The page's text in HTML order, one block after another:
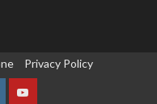
Privacy Policy